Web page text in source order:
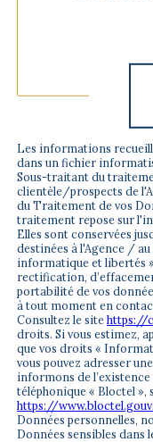
Les informations
dans un fichier
Sous-traitant du
clientèle/prospects de
du Traitement de vos
traitement repose sur
Elles sont conservées
destinées à l'Agence /
informatique et libertés
rectification,
portabilité de vos
à tout moment en
Consultez le sitehttps://
droits. Si vous estimez,
que vos droits «
vous pouvez adresser
informons de
téléphonique « Bloctel »,
https://
Données personnelles,
Données sensibles dans